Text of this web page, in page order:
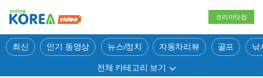
코리아닷컴
최신 인기 동영상 뉴스/정치 자동차리뷰 골프 낚
전체 카테고리 보기